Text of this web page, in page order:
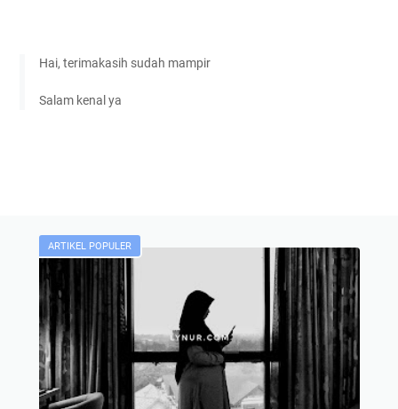
Hai, terimakasih sudah mampir
Salam kenal ya
ARTIKEL POPULER